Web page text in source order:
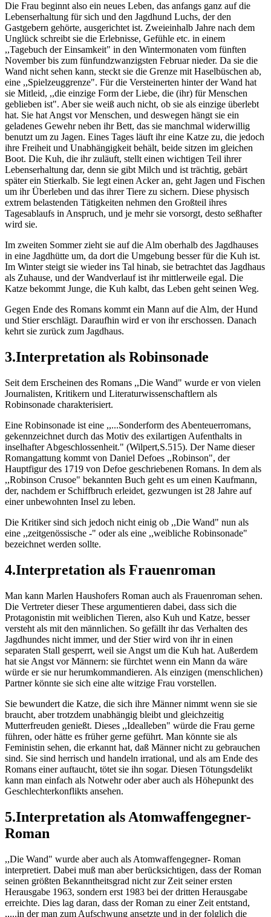
Die Frau beginnt also ein neues Leben, das anfangs ganz auf die
Lebenserhaltung für sich und den Jagdhund Luchs, der den
Gastgebern gehörte, ausgerichtet ist. Zweieinhalb Jahre nach dem
Unglück schreibt sie die Erlebnisse, Gefühle etc. in einem
,,Tagebuch der Einsamkeit" in den Wintermonaten vom fünften
November bis zum fünfundzwanzigsten Februar nieder. Da sie die
Wand nicht sehen kann, steckt sie die Grenze mit Haselbüschen ab,
eine ,,Spielzeuggrenze". Für die Versteinerten hinter der Wand hat
sie Mitleid, ,,die einzige Form der Liebe, die (ihr) für Menschen
geblieben ist". Aber sie weiß auch nicht, ob sie als einzige überlebt
hat. Sie hat Angst vor Menschen, und deswegen hängt sie ein
geladenes Gewehr neben ihr Bett, das sie manchmal widerwillig
benutzt um zu Jagen. Eines Tages läuft ihr eine Katze zu, die jedoch
ihre Freiheit und Unabhängigkeit behält, beide sitzen im gleichen
Boot. Die Kuh, die ihr zuläuft, stellt einen wichtigen Teil ihrer
Lebenserhaltung dar, denn sie gibt Milch und ist trächtig, gebärt
später ein Stierkalb. Sie legt einen Acker an, geht Jagen und Fischen
um ihr Überleben und das ihrer Tiere zu sichern. Diese physisch
extrem belastenden Tätigkeiten nehmen den Großteil ihres
Tagesablaufs in Anspruch, und je mehr sie vorsorgt, desto seßhafter
wird sie.
Im zweiten Sommer zieht sie auf die Alm oberhalb des Jagdhauses
in eine Jagdhütte um, da dort die Umgebung besser für die Kuh ist.
Im Winter steigt sie wieder ins Tal hinab, sie betrachtet das Jagdhaus
als Zuhause, und der Wandverlauf ist ihr mittlerweile egal. Die
Katze bekommt Junge, die Kuh kalbt, das Leben geht seinen Weg.
Gegen Ende des Romans kommt ein Mann auf die Alm, der Hund
und Stier erschlägt. Daraufhin wird er von ihr erschossen. Danach
kehrt sie zurück zum Jagdhaus.
3.Interpretation als Robinsonade
Seit dem Erscheinen des Romans ,,Die Wand" wurde er von vielen
Journalisten, Kritikern und Literaturwissenschaftlern als
Robinsonade charakterisiert.
Eine Robinsonade ist eine ,,...Sonderform des Abenteuerromans,
gekennzeichnet durch das Motiv des exilartigen Aufenthalts in
inselhafter Abgeschlossenheit." (Wilpert,S.515). Der Name dieser
Romangattung kommt von Daniel Defoes ,,Robinson", der
Hauptfigur des 1719 von Defoe geschriebenen Romans. In dem als
,,Robinson Crusoe" bekannten Buch geht es um einen Kaufmann,
der, nachdem er Schiffbruch erleidet, gezwungen ist 28 Jahre auf
einer unbewohnten Insel zu leben.
Die Kritiker sind sich jedoch nicht einig ob ,,Die Wand" nun als
eine ,,zeitgenössische -" oder als eine ,,weibliche Robinsonade"
bezeichnet werden sollte.
4.Interpretation als Frauenroman
Man kann Marlen Haushofers Roman auch als Frauenroman sehen.
Die Vertreter dieser These argumentieren dabei, dass sich die
Protagonistin mit weiblichen Tieren, also Kuh und Katze, besser
versteht als mit den männlichen. So gefällt ihr das Verhalten des
Jagdhundes nicht immer, und der Stier wird von ihr in einen
separaten Stall gesperrt, weil sie Angst um die Kuh hat. Außerdem
hat sie Angst vor Männern: sie fürchtet wenn ein Mann da wäre
würde er sie nur herumkommandieren. Als einzigen (menschlichen)
Partner könnte sie sich eine alte witzige Frau vorstellen.
Sie bewundert die Katze, die sich ihre Männer nimmt wenn sie sie
braucht, aber trotzdem unabhängig bleibt und gleichzeitig
Mutterfreuden genießt. Dieses ,,Idealleben" würde die Frau gerne
führen, oder hätte es früher gerne geführt. Man könnte sie als
Feministin sehen, die erkannt hat, daß Männer nicht zu gebrauchen
sind. Sie sind herrisch und handeln irrational, und als am Ende des
Romans einer auftaucht, tötet sie ihn sogar. Diesen Tötungsdelikt
kann man einfach als Notwehr oder aber auch als Höhepunkt des
Geschlechterkonflikts ansehen.
5.Interpretation als Atomwaffengegner-
Roman
,,Die Wand" wurde aber auch als Atomwaffengegner- Roman
interpretiert. Dabei muß man aber berücksichtigen, dass der Roman
seinen größten Bekanntheitsgrad nicht zur Zeit seiner ersten
Herausgabe 1963, sondern erst 1983 bei der dritten Herausgabe
erreichte. Dies lag daran, dass der Roman zu einer Zeit entstand,
,,...in der man zum Aufschwung ansetzte und in der folglich die